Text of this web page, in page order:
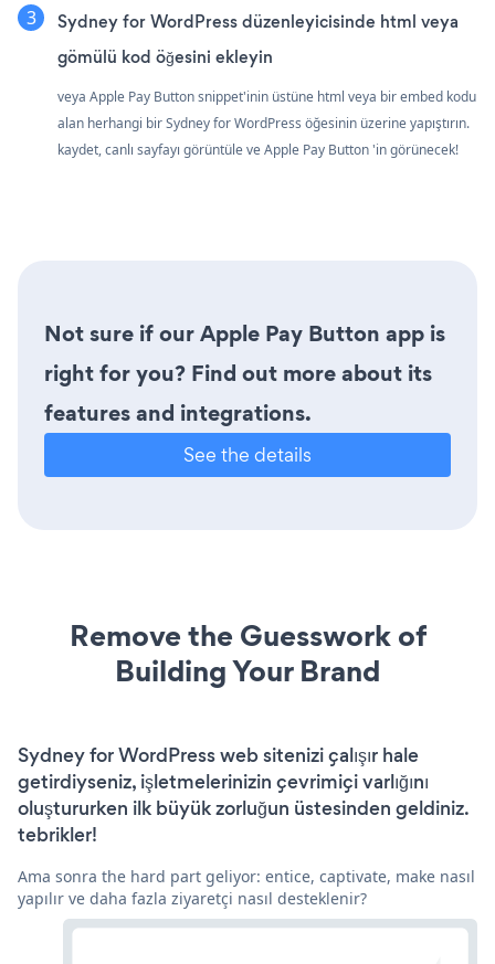
Sydney for WordPress düzenleyicisinde html veya
gömülü kod öğesini ekleyin
veya Apple Pay Button snippet'inin üstüne html veya bir embed kodu
alan herhangi bir Sydney for WordPress öğesinin üzerine yapıştırın.
kaydet, canlı sayfayı görüntüle ve Apple Pay Button 'in görünecek!
Not sure if our Apple Pay Button app is
right for you? Find out more about its
features and integrations.
See the details
Remove the Guesswork of
Building Your Brand
Sydney for WordPress web sitenizi çalışır hale
getirdiyseniz, işletmelerinizin çevrimiçi varlığını
oluştururken ilk büyük zorluğun üstesinden geldiniz.
tebrikler!
Ama sonra the hard part geliyor: entice, captivate, make nasıl
yapılır ve daha fazla ziyaretçi nasıl desteklenir?